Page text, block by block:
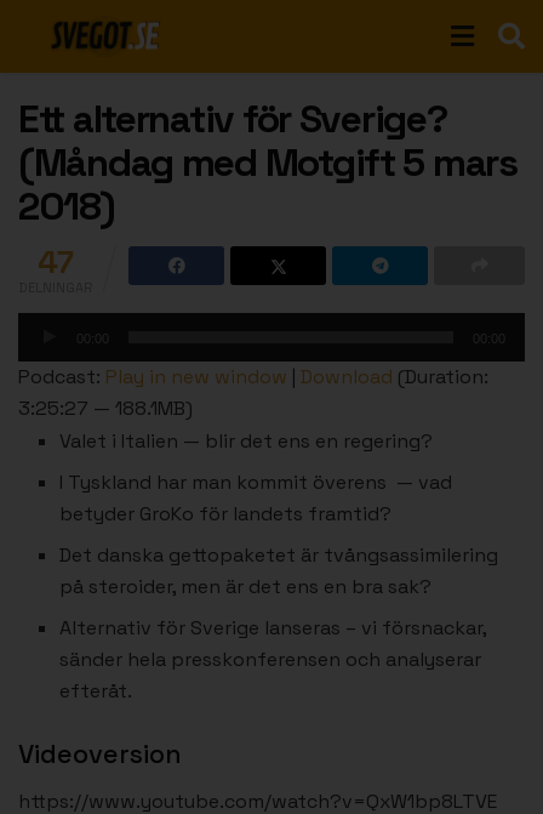
Ett alternativ för Sverige?
(Måndag med Motgift 5 mars
2018)
47
00:00 00:00
Podcast: Play in new window Download (Duration:
3:25:27 — 188.1MB)
Valet i Italien — blir det ens en regering?
I Tyskland har man kommit överens — vad
betyder GroKo för landets framtid?
Det danska gettopaketet är tvångsassimilering
på steroider, men är det ens en bra sak?
Alternativ för Sverige lanseras – vi försnackar,
sänder hela presskonferensen och analyserar
efteråt.
Videoversion
https://www.youtube.com/watch?v=QxW1bp8LTVE